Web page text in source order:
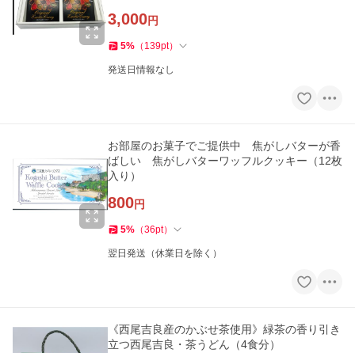
3,000円
5% （ 139pt）
発送日情報なし
お部屋のお菓子でご提供中 焦がしバターが香
ばしい 焦がしバターワッフルクッキー（12枚
入り）
800円
5% （36pt）
翌日発送（休業日を除く）
《西尾吉良産のかぶせ茶使用》緑茶の香り引き
立つ西尾吉良・茶うどん（4食分）